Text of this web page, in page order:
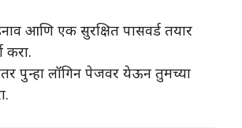
आणि एक सुरक्षित पासवर्ड तयार
करा.
पुन्हा लॉगिन पेजवर येऊन तुमच्या